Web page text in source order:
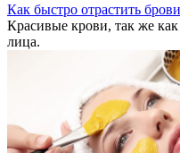
Как быстро отрастить
Красивые крови, так же
лица.